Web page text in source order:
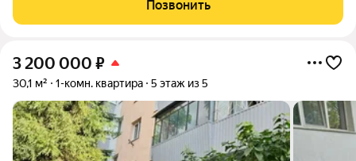
окна, новые межкомнатные двери, натяжные
Позвонить
3 200 000 ₽
30,1 м² 1-комн. квартира 5 этаж из 5